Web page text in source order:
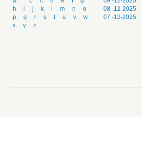
h
i j k m n
o
p
q r s t u v
w
x
y z
08 -12-2025
07 -12-2025